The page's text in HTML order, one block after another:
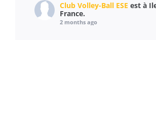
Club Volley-Ball ESE est à
France.
2 months ago